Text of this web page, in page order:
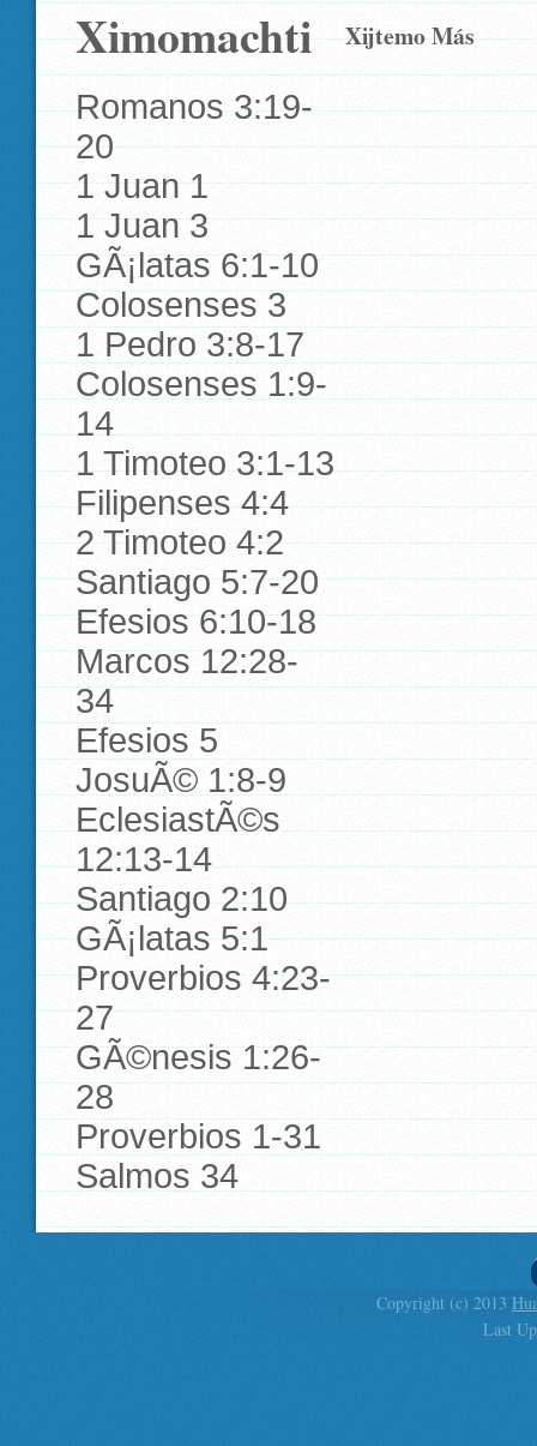
Ximomachti Xijtemo Más
Romanos 3:19-
20
1 Juan 1
1 Juan 3
GÃ¡latas 6:1-10
Colosenses 3
1 Pedro 3:8-17
Colosenses 1:9-
14
1 Timoteo 3:1-13
Filipenses 4:4
2 Timoteo 4:2
Santiago 5:7-20
Efesios 6:10-18
Marcos 12:28-
34
Efesios 5
JosuÃ© 1:8-9
EclesiastÃ©s
12:13-14
Santiago 2:10
GÃ¡latas 5:1
Proverbios 4:23-
27
GÃ©nesis 1:26-
28
Proverbios 1-31
Salmos 34
Copyright (c) 2013
Last